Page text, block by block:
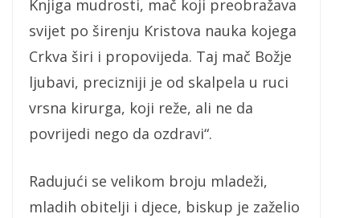
Knjiga mudrosti, mač koji preobražava
svijet po širenju Kristova nauka kojega
Crkva širi i propovijeda. Taj mač Božje
ljubavi, precizniji je od skalpela u ruci
vrsna kirurga, koji reže, ali ne da
povrijedi nego da ozdravi“.
Radujući se velikom broju mladeži,
mladih obitelji i djece, biskup je zaželio